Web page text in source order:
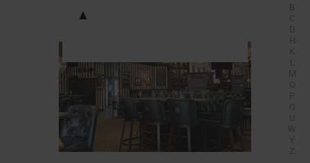
B
C
D
H
L
M
O
P
Q
U
W
Z
A